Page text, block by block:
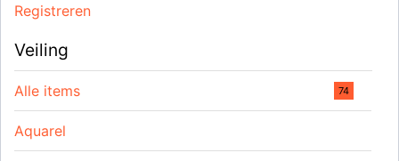
Registreren
Veiling
Alle items 74
Aquarel